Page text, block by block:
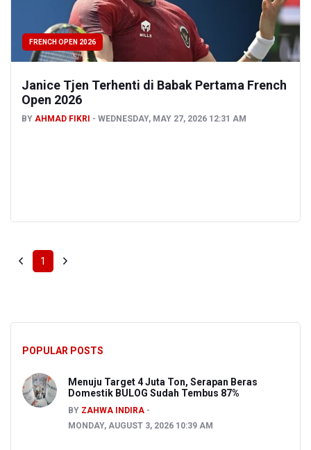
FRENCH OPEN 2026
Janice Tjen Terhenti di Babak Pertama French
Open 2026
BY AHMAD FIKRI WEDNESDAY, MAY 27, 2026 12:31 AM
1
POPULAR POSTS
Menuju Target 4 Juta Ton, Serapan Beras
Domestik BULOG Sudah Tembus 87%
BY ZAHWA INDIRA
MONDAY, AUGUST 3, 2026 10:39 AM